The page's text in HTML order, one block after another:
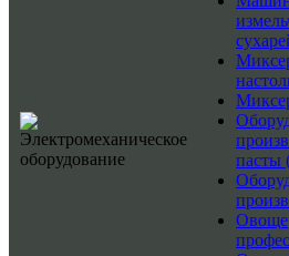
пасты